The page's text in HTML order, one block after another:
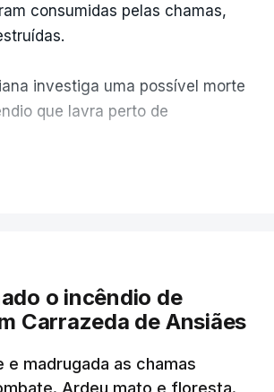
consumidas pelas chamas,
investiga uma possível morte
que lavra perto de
HTML5 MEDIA ELEMENT
ESTÁ NESTE
o incêndio de
Carrazeda de Ansiães
e madrugada as chamas
Ardeu mato e floresta.